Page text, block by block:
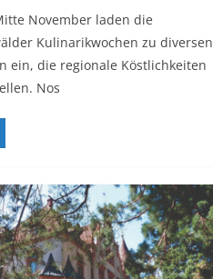
November laden die
Kulinarikwochen zu diversen
ein, die regionale Köstlichkeiten
Nos